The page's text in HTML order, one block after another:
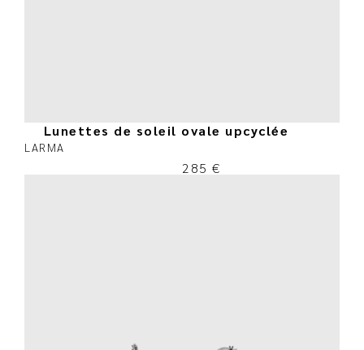
Lunettes de soleil ovale upcyclée
LARMA
285 €